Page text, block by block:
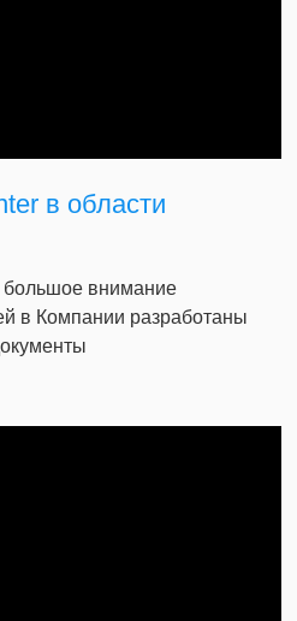
в области
внимание
в Компании разработаны